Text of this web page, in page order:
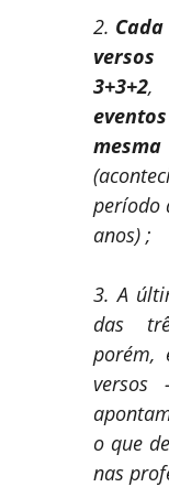
2.
versos
3+3+2,
período
anos) ;
3. A
das
porém,
o que
nas